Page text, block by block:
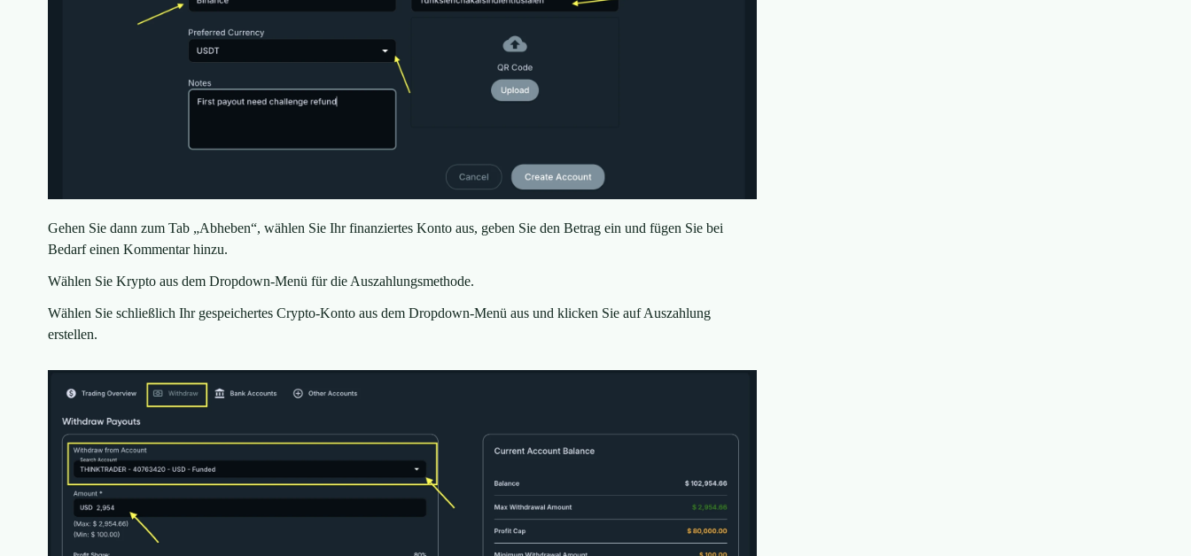
Gehen Sie dann zum Tab „Abheben“, wählen Sie Ihr finanziertes Konto aus, geben Sie den Betrag ein und fügen Sie bei
Bedarf einen Kommentar hinzu.
Wählen Sie Krypto aus dem Dropdown-Menü für die Auszahlungsmethode.
Wählen Sie schließlich Ihr gespeichertes Crypto-Konto aus dem Dropdown-Menü aus und klicken Sie auf Auszahlung
erstellen.